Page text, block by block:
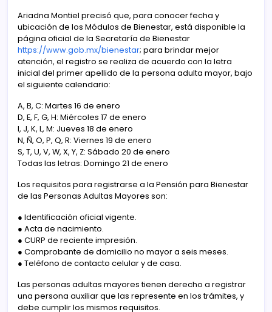
Ariadna Montiel precisó que, para conocer fecha y
ubicación de los Módulos de Bienestar, está disponible la
página oficial de la Secretaría de Bienestar
https://www.gob.mx/bienestar; para brindar mejor
atención, el registro se realiza de acuerdo con la letra
inicial del primer apellido de la persona adulta mayor, bajo
el siguiente calendario:
A, B, C: Martes 16 de enero
D, E, F, G, H: Miércoles 17 de enero
I, J, K, L, M: Jueves 18 de enero
N, Ñ, O, P, Q, R: Viernes 19 de enero
S, T, U, V, W, X, Y, Z: Sábado 20 de enero
Todas las letras: Domingo 21 de enero
Los requisitos para registrarse a la Pensión para Bienestar
de las Personas Adultas Mayores son:
● Identificación oficial vigente.
● Acta de nacimiento.
● CURP de reciente impresión.
● Comprobante de domicilio no mayor a seis meses.
● Teléfono de contacto celular y de casa.
Las personas adultas mayores tienen derecho a registrar
una persona auxiliar que las represente en los trámites, y
debe cumplir los mismos requisitos.